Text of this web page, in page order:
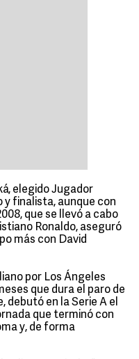
elegido Jugador
y finalista, aunque con
que se llevó a cabo
Ronaldo, aseguró
más con David
por Los Ángeles
que dura el paro de
debutó en la Serie A el
que terminó con
y, de forma